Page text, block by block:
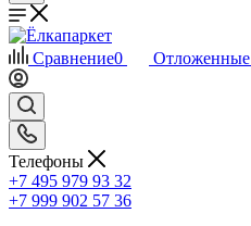
Сравнение0 Отложенные
Телефоны
+7 495 979 93 32
+7 999 902 57 36